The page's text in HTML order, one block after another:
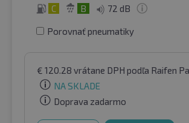
C B 72 dB
Porovnať pneumatiky
€ 120.28 vrátane DPH podľa Raifen
NA SKLADE
Doprava zadarmo